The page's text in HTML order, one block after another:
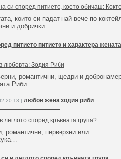
си според питието, което обичаш:
които си падат най-вече по
и добрички
питието питието и характера
любовта: Зодия Риби
романтични, щедри и
Риби
20-13 | любов жена зодия риби
леглото според кръвната група?
романтични, перверзни или